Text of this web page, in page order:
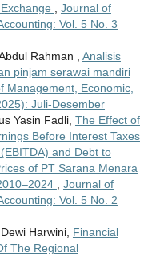
, Journal of
Vol. 5 No. 3
Rahman , Analisis
pinjam serawai mandiri
Management, Economic,
Juli-Desember
Yasin Fadli, The Effect of
Before Interest Taxes
and Debt to
of PT Sarana Menara
, Journal of
Vol. 5 No. 2
Harwini, Financial
The Regional